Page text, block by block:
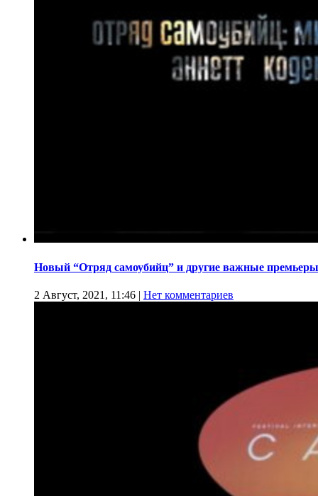
Новый “Отряд самоубийц” и другие важные премьеры
2 Август, 2021, 11:46 | Нет комментариев